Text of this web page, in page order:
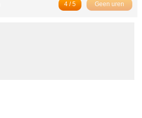
Geen uren
4 / 5